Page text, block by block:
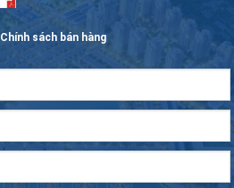
Chính sách bán hàng